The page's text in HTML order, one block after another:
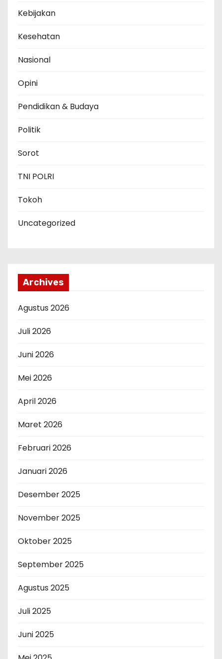
Kebijakan
Kesehatan
Nasional
Opini
Pendidikan & Budaya
Politik
Sorot
TNI POLRI
Tokoh
Uncategorized
Archives
Agustus 2026
Juli 2026
Juni 2026
Mei 2026
April 2026
Maret 2026
Februari 2026
Januari 2026
Desember 2025
November 2025
Oktober 2025
September 2025
Agustus 2025
Juli 2025
Juni 2025